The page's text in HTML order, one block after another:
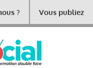
? Vous publiez